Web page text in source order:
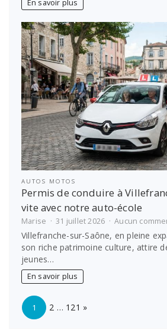
En savoir plus
AUTOS MOTOS
Permis de conduire à
vite avec notre auto-école
Marise 31 juillet 2026 Aucun
Villefranche-sur-Saône, en pleine
son riche patrimoine culture, attire
jeunes…
En savoir plus
Page:
1 2 … 121 »